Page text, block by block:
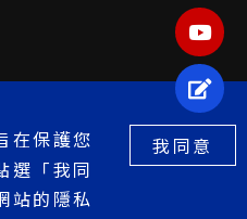
All Right Reserved.Designed by
立
在保護您
選「我同
站的隱私
我同意